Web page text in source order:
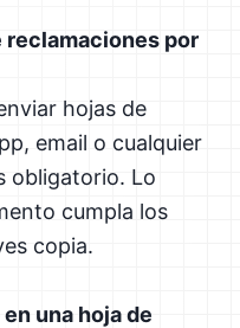
reclamaciones por
hojas de
email o cualquier
obligatorio. Lo
cumpla los
copia.
una hoja de